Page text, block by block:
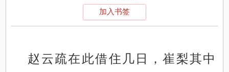
加入书签
赵云疏在此借住几日，崔梨其中